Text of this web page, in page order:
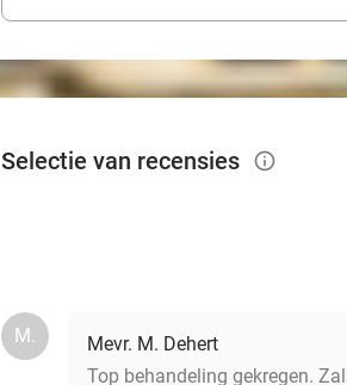
Selectie van recensies info_outlined
M.
Mevr. M. Dehert
Top behandeling gekregen.